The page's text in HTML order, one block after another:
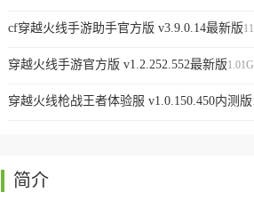
cf穿越火线手游助手官方版 v3.9.0.14最新版
穿越火线手游官方版 v1.2.252.552最新版
穿越火线枪战王者体验服 v1.0.150.450内测版
简介